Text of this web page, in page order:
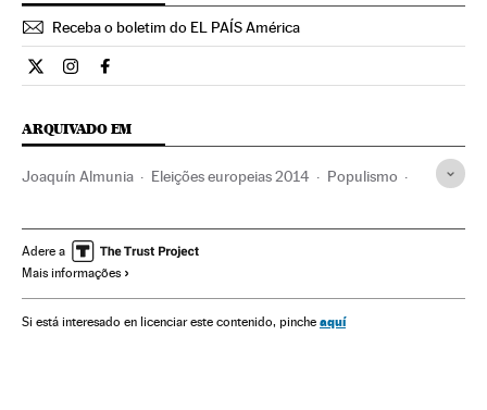
Receba o boletim do EL PAÍS América
Internacional El País Brasil en Twitter
Internacional El País Brasil en Instagram
Internacional El País Brasil en Facebook
ARQUIVADO EM
Joaquín Almunia Eleições europeias 2014 Populismo
Ideologias Organizações internacionais
Relações exteriores
Adere a
Mais informações
Si está interesado en licenciar este contenido, pinche aquí